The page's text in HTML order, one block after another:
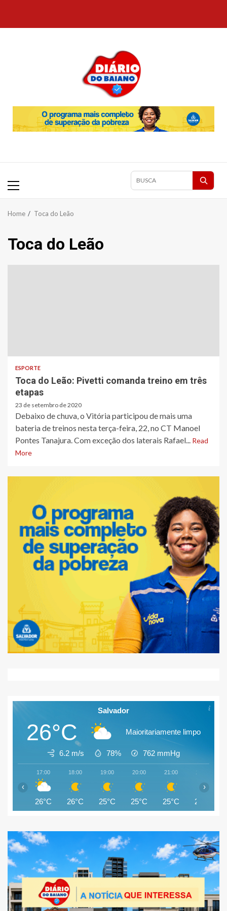
content
Primary
Pesquisar
Home Toca do Leão
Toca do Leão
ESPORTE
Toca do Leão: Pivetti comanda treino em três
etapas
23 de setembro de 2020
Debaixo de chuva, o Vitória participou de mais uma
bateria de treinos nesta terça-feira, 22, no CT Manoel
Pontes Tanajura. Com exceção dos laterais Rafael...
Read
More
Salvador
26°C Maioritariamente limpo
6.2 m/s 78% 762 mmHg
17:00
26°C
18:00
26°C
19:00
25°C
20:00
25°C
21:00
25°C
22:00
25°C
‹ ›